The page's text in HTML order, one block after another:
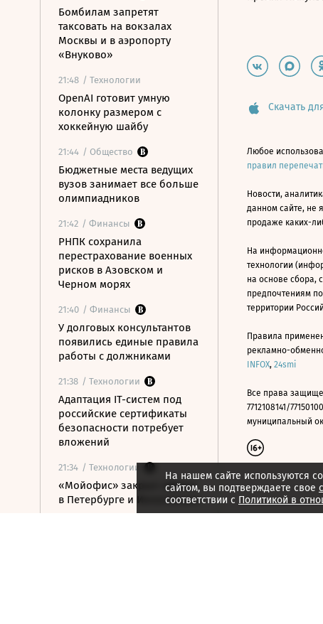
Бомбилам запретят
таксовать на вокзалах
Москвы и в аэропорту
«Внуково»
21:48 / Технологии
OpenAI готовит умную
колонку размером с
хоккейную шайбу
21:44 / Общество
Бюджетные места ведущих
вузов занимает все больше
олимпиадников
21:42 / Финансы
РНПК сохранила
перестрахование военных
рисков в Азовском и
Черном морях
21:40 / Финансы
У долговых консультантов
появились единые правила
работы с должниками
21:38 / Технологии
Адаптация IT-систем под
российские сертификаты
безопасности потребует
вложений
21:34 / Технологии
«Мойофис» закрыл офисы
в Петербурге и Иннополисе
На нашем сайте используются
сайтом, вы подтверждаете свое
соответствии с Политикой в
Скачать
Любое
правил
Новости,
данном сайте, не
продаже каких-
На
технологии
на основе сбора,
предпочтениям
территории
Правила
рекламно-
INFOX, 24smi
Все права
7712108141/
муниципальный